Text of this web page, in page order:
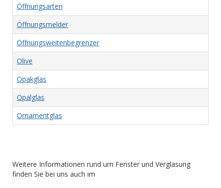
Öffnungsarten
Öffnungsmelder
Öffnungsweitenbegrenzer
Olive
Opakglas
Opalglas
Ornamentglas
Weitere Informationen rund um Fenster und Verglasung
finden Sie bei uns auch im